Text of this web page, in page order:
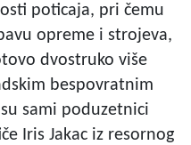
poticaja, pri čemu
opreme i strojeva,
dvostruko više
bespovratnim
sami poduzetnici
Iris Jakac iz resornog